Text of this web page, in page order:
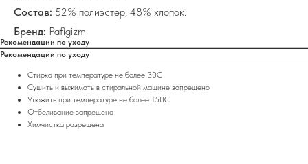
Состав: 52% полиэстер, 48% хлопок.
Бренд: Pafigizm
Рекомендации по уходу
Рекомендации по уходу
Стирка при температуре не более 30С
Сушить и выжимать в стиральной машине запрещено
Утюжить при температуре не более 150С
Отбеливание запрещено
Химчистка разрешена
Разделы сайта
Все товары
Разделы товаров
info@frwl.store
+7 919 690-30-30